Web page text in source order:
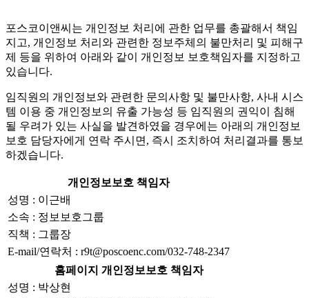
포스코이앤씨는 개인정보 처리에 관한 업무를 총괄해서 책임
지고, 개인정보 처리와 관련한 정보주체의 불만처리 및 피해구
제 등을 위하여 아래와 같이 개인정보 보호책임자를 지정하고
있습니다.
임직원의 개인정보와 관련한 문의사항 및 불만사항, 사내 시스
템 이용 중 개인정보의 유출 가능성 등 임직원의 권익이 침해
될 우려가 있는 사실을 발견하였을 경우에는 아래의 개인정보
보호 담당자에게 연락 주시면, 즉시 조치하여 처리결과를 통보
하겠습니다.
개인정보보호 책임자
성명 : 이근배
소속 : 정보보호그룹
직책 : 그룹장
E-mail/연락처 : r9t@poscoenc.com/032-748-2347
홈페이지 개인정보보호 책임자
성명 : 박상현